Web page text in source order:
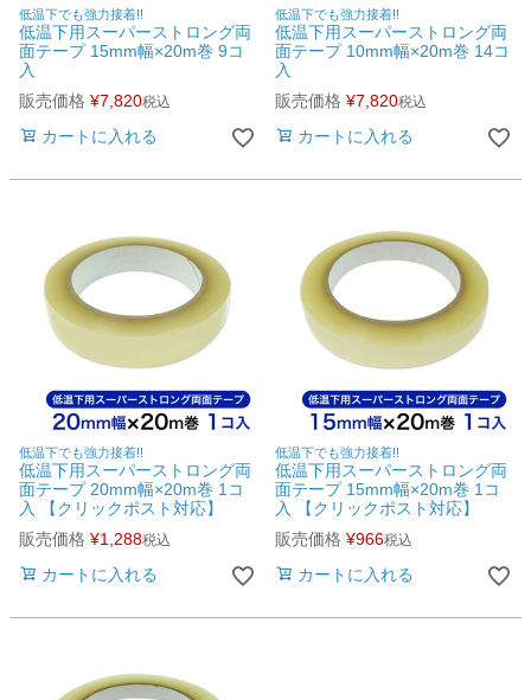
低温下でも強力接着!!
低温下用スーパーストロング両
面テープ 15mm幅×20m巻 9コ
入
販売価格 ¥7,820税込
カートに入れる
低温下でも強力接着!!
低温下用スーパーストロング両
面テープ 10mm幅×20m巻 14コ
入
販売価格 ¥7,820税込
カートに入れる
低温下でも強力接着!!
低温下用スーパーストロング両
面テープ 20mm幅×20m巻 1コ
入 【クリックポスト対応】
販売価格 ¥1,288税込
カートに入れる
低温下でも強力接着!!
低温下用スーパーストロング両
面テープ 15mm幅×20m巻 1コ
入 【クリックポスト対応】
販売価格 ¥966税込
カートに入れる